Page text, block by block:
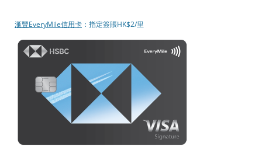
滙豐EveryMile信用卡 ：指定簽賬HK$2/里